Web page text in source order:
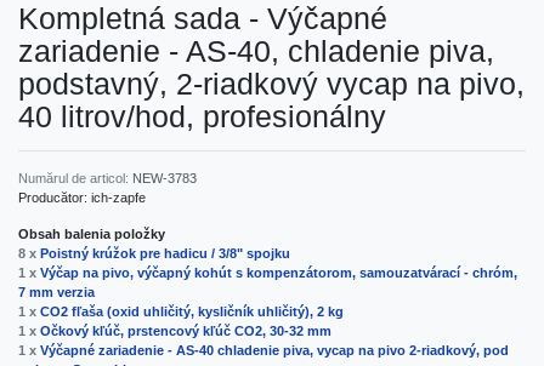
Kompletná sada - Výčapné
zariadenie - AS-40, chladenie piva,
podstavný, 2-riadkový vycap na pivo,
40 litrov/hod, profesionálny
Numărul de articol: NEW-3783
Producător: ich-zapfe
Obsah balenia položky
8 x Poistný krúžok pre hadicu / 3/8" spojku
1 x Výčap na pivo, výčapný kohút s kompenzátorom, samouzatvárací - chróm,
7 mm verzia
1 x CO2 fľaša (oxid uhličitý, kysličník uhličitý), 2 kg
1 x Očkový kľúč, prstencový kľúč CO2, 30-32 mm
1 x Výčapné zariadenie - AS-40 chladenie piva, vycap na pivo 2-riadkový, pod